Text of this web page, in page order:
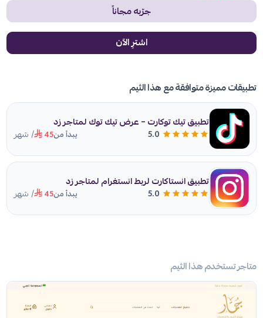
جرّبه مجاناً
اشترِ الآن
تطبيقات مميزة متوافقة مع هذا الثيم
تطبيق تيك توكارت – عرض تيك توك لمتاجر زد
5.0 يبدأ من45 / شهر
تطبيق انستاكارت لربط انستغرام لمتاجر زد
5.0 يبدأ من45 / شهر
متاجر تستخدم هذا الثيم